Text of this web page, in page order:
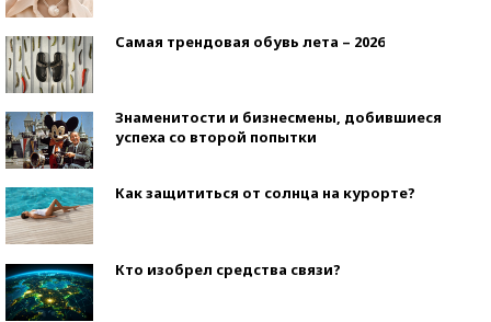
Самая трендовая обувь лета – 2026
Знаменитости и бизнесмены, добившиеся
успеха со второй попытки
Как защититься от солнца на курорте?
Кто изобрел средства связи?